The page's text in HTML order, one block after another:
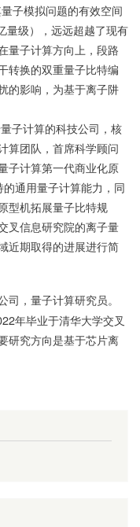
子模拟问题的有效空间
量级），远远超越了现有
量子计算方向上，段路
转换的双重量子比特编
的影响，为基于离子阱
子计算的科技公司，核
算团队，首席科学顾问
子计算第一代商业化原
通用量子计算能力，同
型机拓展量子比特规
叉信息研究院的离子量
近期取得的进展进行简
，量子计算研究员。
年毕业于清华大学交叉
研究方向是基于芯片离